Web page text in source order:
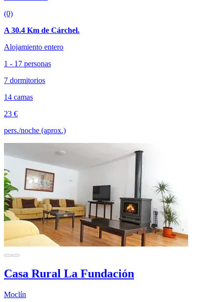
(0)
A 30.4 Km de Cárchel.
Alojamiento entero
1 - 17 personas
7 dormitorios
14 camas
23 €
pers./noche (aprox.)
Casa Rural La Fundación
Moclín